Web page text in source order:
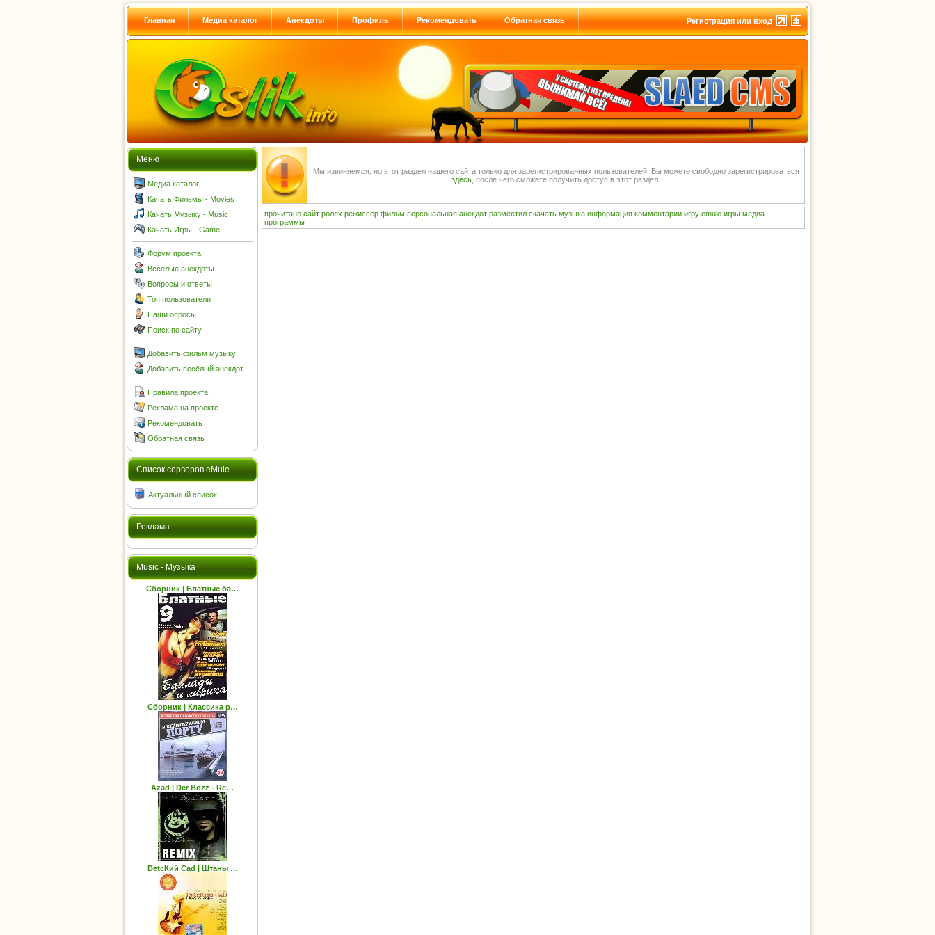
Регистрация или вход
Главная Медиа каталог Анекдоты Профиль Рекомендовать Обратная связь
Меню
Медиа каталог
Качать Фильмы - Movies
Качать Музыку - Music
Качать Игры - Game
Форум проекта
Весёлые анекдоты
Вопросы и ответы
Топ пользователи
Наши опросы
Поиск по сайту
Добавить фильм музыку
Добавить весёлый анекдот
Правила проекта
Реклама на проекте
Рекомендовать
Обратная связь
Cписок серверов eMule
Актуальный список
Реклама
Music - Музыка
Сборник | Блатные ба…
Сборник | Классика р…
Azad | Der Bozz - Re…
DetсКий Саd | Штаны …
Мы извиняемся, но этот раздел нашего сайта только для зарегистрированных пользователей. Вы можете свободно зарегистрироваться
здесь , после чего сможете получить доступ в этот раздел.
прочитано сайт ролях режиссёр фильм персональная анекдот разместил скачать музыка информация комментарии игру emule игры медиа
программы